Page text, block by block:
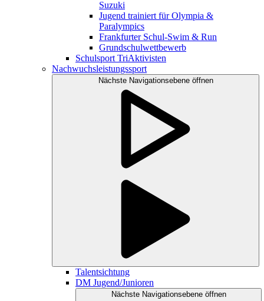
Suzuki
Jugend trainiert für Olympia &
Paralympics
Frankfurter Schul-Swim & Run
Grundschulwettbewerb
Schulsport TriAktivisten
Nachwuchsleistungssport
Nächste Navigationsebene öffnen
Talentsichtung
DM Jugend/Junioren
Nächste Navigationsebene öffnen